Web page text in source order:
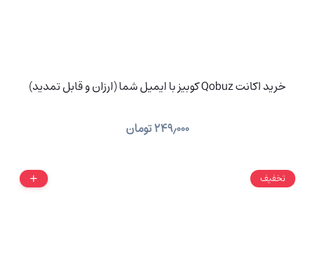
خرید اکانت Qobuz کوبیز با ایمیل شما (ارزان و قابل تمدید)
۲۴۹٫۰۰۰تومان
تخفیف